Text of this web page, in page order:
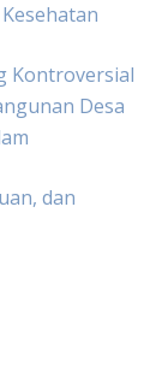
Kontroversial
Desa
dan